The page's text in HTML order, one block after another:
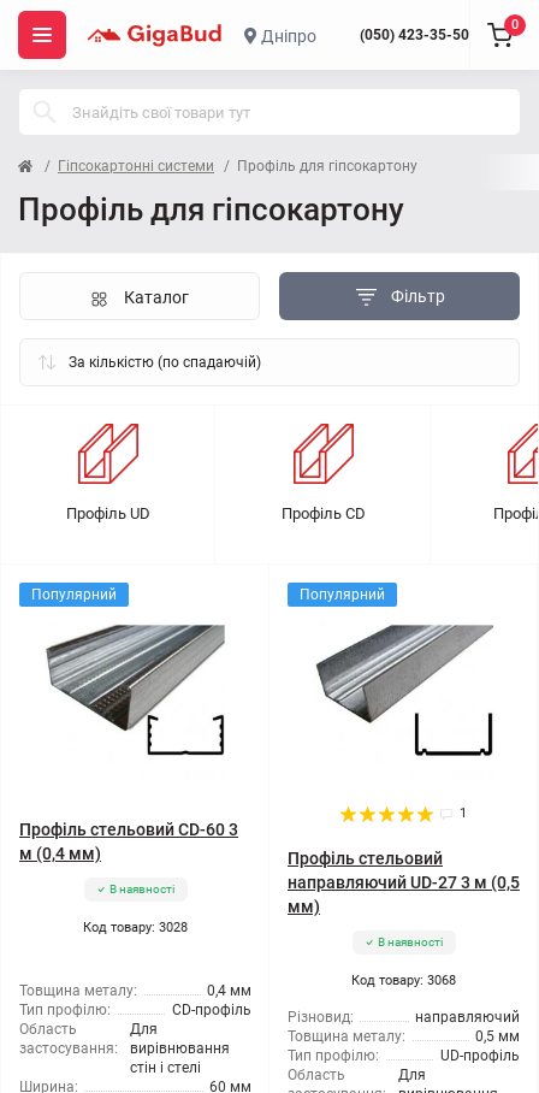
Дніпро (050) 423-35-50
0
Гіпсокартонні системи Профіль для гіпсокартону
Профіль для гіпсокартону
Фільтр
Каталог
Профіль UD Профіль CD
Популярний
Профіль стельовий CD-60 3
м (0,4 мм)
В наявності
Код товару: 3028
Товщина металу:
0,4 мм
Тип профілю:
CD-профіль
Область
застосування:
Для
вирівнювання
стін і стелі
Ширина:
60 мм
Популярний
1
Профіль стельовий
направляючий UD-27 3 м (0,5
мм)
В наявності
Код товару: 3068
Різновид:
направляючий
Товщина металу:
0,5 мм
Тип профілю:
UD-профіль
Область
Для